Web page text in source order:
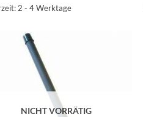
2 - 4 Werktage
NICHT VORRÄTIG